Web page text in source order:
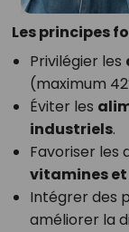
Les principes
Privilégier les
(maximum
Éviter les
industriels.
Favoriser les
vitamines
Intégrer des
améliorer la